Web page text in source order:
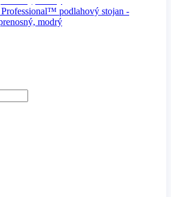
podlahový stojan -
modrý